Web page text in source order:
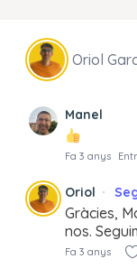
Oriol
Manel
Fa 3 anys
Oriol
Gràcies,
nos.
Fa 3 anys